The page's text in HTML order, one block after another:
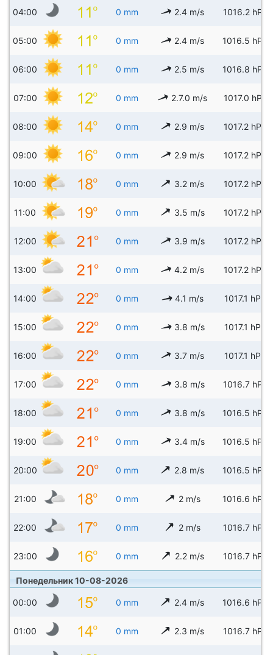
04:00 0 mm 2.4 m/s 1016.2 hPa
05:00 0 mm 2.4 m/s 1016.5 hPa
06:00 0 mm 2.5 m/s 1016.8 hPa
07:00 0 mm 2.7.0 m/s 1017.0 hPa
08:00 0 mm 2.9 m/s 1017.2 hPa
09:00 0 mm 2.9 m/s 1017.2 hPa
10:00 0 mm 3.2 m/s 1017.2 hPa
11:00 0 mm 3.5 m/s 1017.2 hPa
12:00 0 mm 3.9 m/s 1017.2 hPa
13:00 0 mm 4.2 m/s 1017.2 hPa
14:00 0 mm 4.1 m/s 1017.1 hPa
15:00 0 mm 3.8 m/s 1017.1 hPa
16:00 0 mm 3.7 m/s 1017.1 hPa
17:00 0 mm 3.8 m/s 1016.7 hPa
18:00 0 mm 3.8 m/s 1016.5 hPa
19:00 0 mm 3.4 m/s 1016.5 hPa
20:00 0 mm 2.8 m/s 1016.5 hPa
21:00 0 mm 2 m/s 1016.6 hPa
22:00 0 mm 2 m/s 1016.7 hPa
23:00 0 mm 2.2 m/s 1016.7 hPa
Понедельник 10-08-2026
00:00 0 mm 2.4 m/s 1016.6 hPa
01:00 0 mm 2.3 m/s 1016.7 hPa